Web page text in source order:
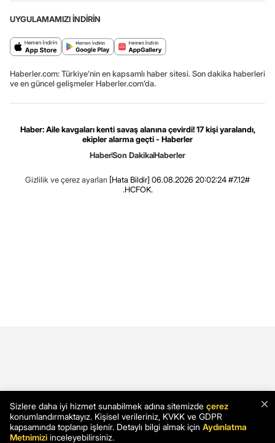
UYGULAMAMIZI İNDİRİN
Haberler.com: Türkiye’nin en kapsamlı haber sitesi. Son dakika haberleri
ve en güncel gelişmeler Haberler.com’da.
Haber: Aile kavgaları kenti savaş alanına çevirdi! 17 kişi yaralandı,
ekipler alarma geçti - Haberler
HaberSon DakikaHaberler
Gizlilik ve çerez ayarları [Hata Bildir] 06.08.2026 20:02:24 #7.12#
.HCFOK.
×
Sizlere daha iyi hizmet sunabilmek adına sitemizde çerez
konumlandırmaktayız. Kişisel verileriniz, KVKK ve GDPR
kapsamında toplanıp işlenir. Detaylı bilgi almak için Aydınlatma
Metnimizi inceleyebilirsiniz.